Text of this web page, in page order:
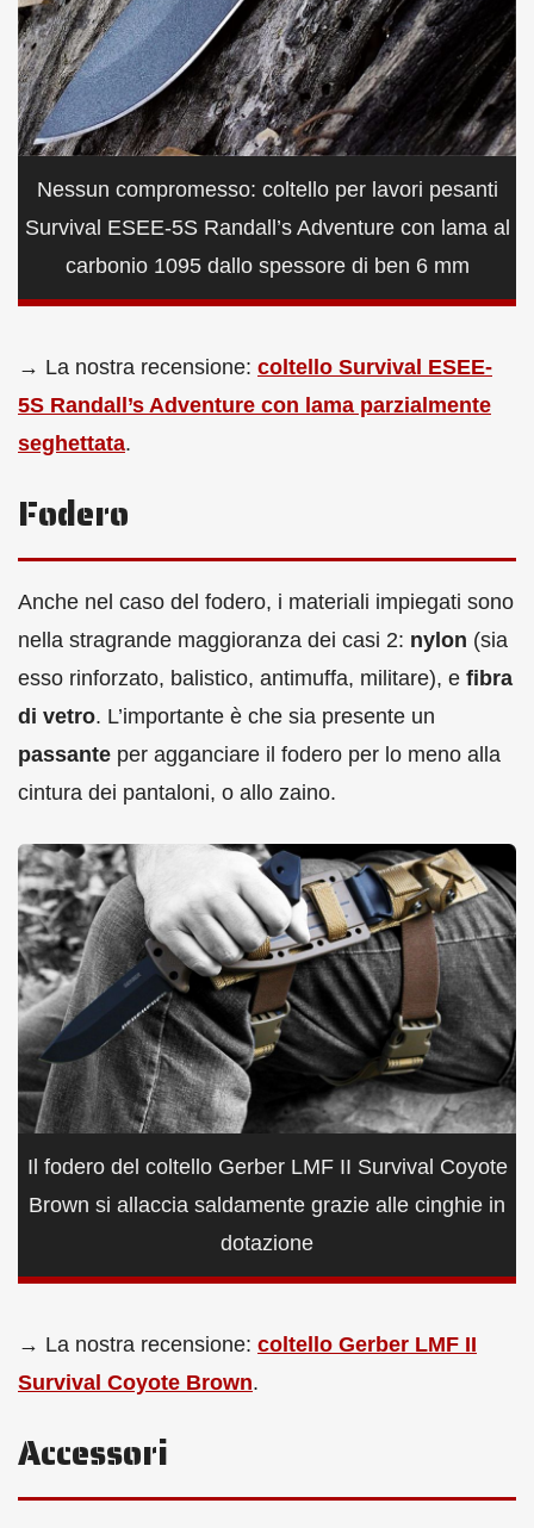
Nessun compromesso: coltello per lavori pesanti
Survival ESEE-5S Randall’s Adventure con lama al
carbonio 1095 dallo spessore di ben 6 mm
→ La nostra recensione: coltello Survival ESEE-
5S Randall’s Adventure con lama parzialmente
seghettata.
Fodero
Anche nel caso del fodero, i materiali impiegati sono
nella stragrande maggioranza dei casi 2: nylon (sia
esso rinforzato, balistico, antimuffa, militare), e fibra
di vetro. L’importante è che sia presente un
passante per agganciare il fodero per lo meno alla
cintura dei pantaloni, o allo zaino.
Il fodero del coltello Gerber LMF II Survival Coyote
Brown si allaccia saldamente grazie alle cinghie in
dotazione
→ La nostra recensione: coltello Gerber LMF II
Survival Coyote Brown.
Accessori